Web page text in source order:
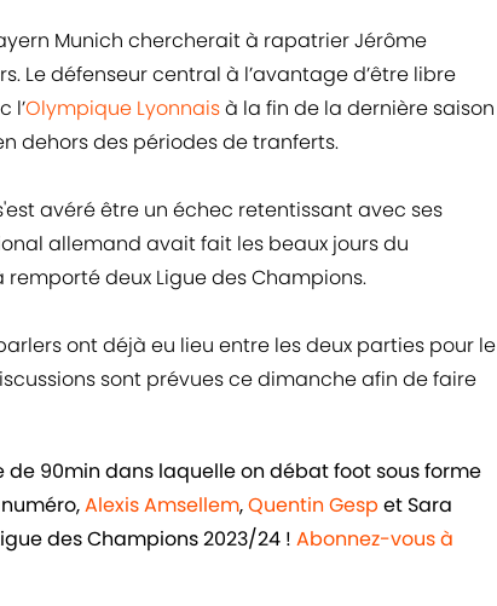
Munich chercherait à rapatrier Jérôme
Le défenseur central à l’avantage d’être libre
l’Olympique Lyonnaisà la fin de la dernière saison
dehors des périodes de tranferts.
avéré être un échec retentissant avec ses
allemand avait fait les beaux jours du
deux Ligue des Champions.
ont déjà eu lieu entre les deux parties pour le
sont prévues ce dimanche afin de faire
de 90min dans laquelle on débat foot sous forme
Alexis Amsellem,Quentin Gesp et Sara
des Champions 2023/24 ! Abonnez-vous à